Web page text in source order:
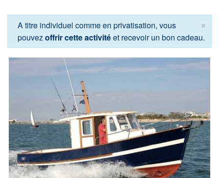
×
A titre individuel comme en privatisation, vous
pouvezoffrir cette activitéet recevoir un bon cadeau.